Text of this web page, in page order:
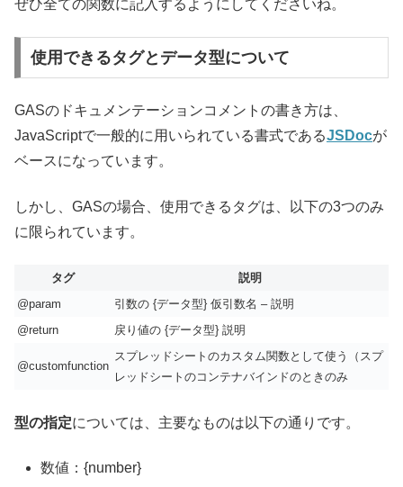
ぜひ全ての関数に記入するようにしてくださいね。
使用できるタグとデータ型について
GASのドキュメンテーションコメントの書き方は、
JavaScriptで一般的に用いられている書式であるJSDocが
ベースになっています。
しかし、GASの場合、使用できるタグは、以下の3つのみ
に限られています。
タグ
説明
@param
引数の {データ型} 仮引数名 – 説明
@return
戻り値の {データ型} 説明
@customfunction
スプレッドシートのカスタム関数として使う（スプ
レッドシートのコンテナバインドのときのみ
型の指定については、主要なものは以下の通りです。
数値：{number}